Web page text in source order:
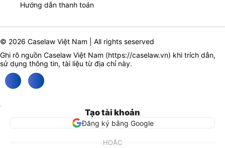
Hướng dẫn thanh toán
© 2026 Caselaw Việt Nam | All rights seserved
Ghi rõ nguồn Caselaw Việt Nam (https://caselaw.vn) khi trích dẫn,
sử dụng thông tin, tài liệu từ địa chỉ này.
Tạo tài khoản
Đăng ký bằng Google
HOẶC